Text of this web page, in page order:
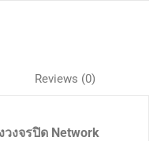
Reviews (0)
วงจรปิด Network